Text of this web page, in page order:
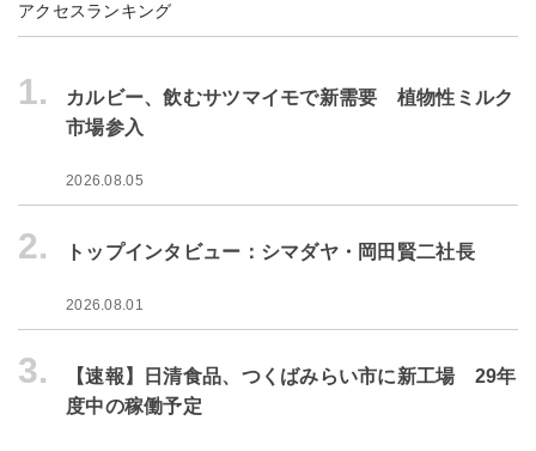
アクセスランキング
1.
カルビー、飲むサツマイモで新需要 植物性ミルク
市場参入
2026.08.05
2. トップインタビュー：シマダヤ・岡田賢二社長
2026.08.01
3.
【速報】日清食品、つくばみらい市に新工場 29年
度中の稼働予定